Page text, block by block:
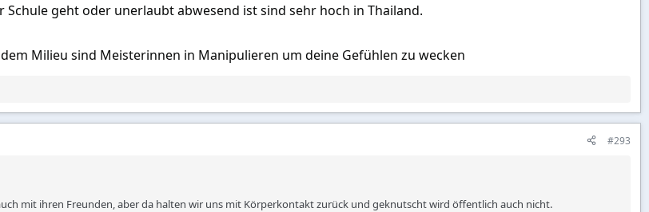
Schule geht oder unerlaubt abwesend ist sind sehr hoch in Thailand.
Milieu sind Meisterinnen in Manipulieren um deine Gefühlen zu wecken
#293
mit ihren Freunden, aber da halten wir uns mit Körperkontakt zurück und geknutscht wird öffentlich auch nicht.